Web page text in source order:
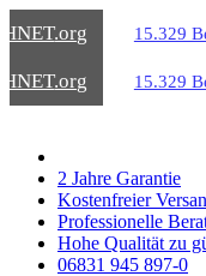
.org 15.329
.org 15.329
2 Jahre Garantie
Kostenfreier
Professionelle
Hohe Qualität zu
06831 945 897-0